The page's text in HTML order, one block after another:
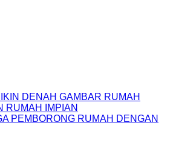
DENAH GAMBAR RUMAH
RUMAH IMPIAN
PEMBORONG RUMAH DENGAN